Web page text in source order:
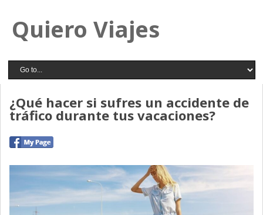
Quiero Viajes
¿Qué hacer si sufres un accidente de
tráfico durante tus vacaciones?